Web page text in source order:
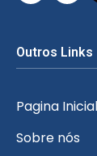
Outros Links
Pagina Inicial
Sobre nós